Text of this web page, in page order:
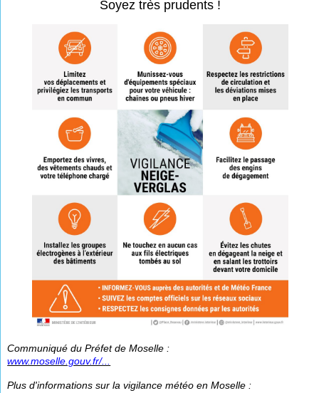
Soyez très prudents !
Communiqué du Préfet de Moselle :
www.moselle.gouv.fr/...
Plus d'informations sur la vigilance météo en Moselle :